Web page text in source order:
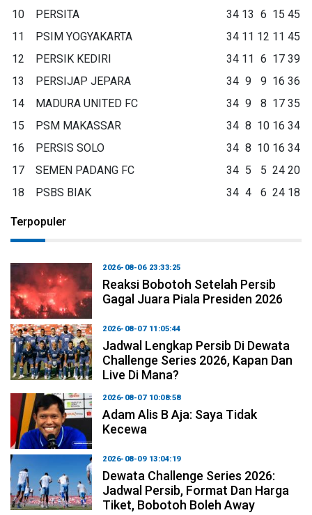
10
PERSITA 34 13 6 15 45
11
PSIM YOGYAKARTA 34 11 12 11 45
12
PERSIK KEDIRI 34 11 6 17 39
13
PERSIJAP JEPARA 34 9 9 16 36
14
MADURA UNITED FC 34 9 8 17 35
15
PSM MAKASSAR 34 8 10 16 34
16
PERSIS SOLO 34 8 10 16 34
17
SEMEN PADANG FC 34 5 5 24 20
18
PSBS BIAK 34 4 6 24 18
Terpopuler
2026-08-06 23:33:25
Reaksi Bobotoh Setelah Persib
Gagal Juara Piala Presiden 2026
2026-08-07 11:05:44
Jadwal Lengkap Persib Di Dewata
Challenge Series 2026, Kapan Dan
Live Di Mana?
2026-08-07 10:08:58
Adam Alis B Aja: Saya Tidak
Kecewa
2026-08-09 13:04:19
Dewata Challenge Series 2026:
Jadwal Persib, Format Dan Harga
Tiket, Bobotoh Boleh Away